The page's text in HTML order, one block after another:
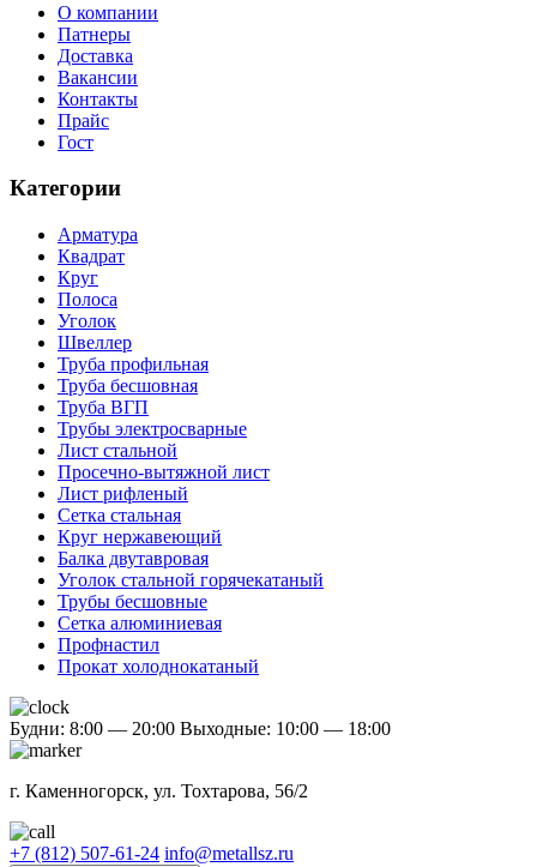
О компании
Патнеры
Доставка
Вакансии
Контакты
Прайс
Гост
Категории
Арматура
Квадрат
Круг
Полоса
Уголок
Швеллер
Труба профильная
Труба бесшовная
Труба ВГП
Трубы электросварные
Лист стальной
Просечно-вытяжной лист
Лист рифленый
Сетка стальная
Круг нержавеющий
Балка двутавровая
Уголок стальной горячекатаный
Трубы бесшовные
Сетка алюминиевая
Профнастил
Прокат холоднокатаный
Будни: 8:00 — 20:00 Выходные: 10:00 — 18:00
г. Каменногорск, ул. Тохтарова, 56/2
+7 (812) 507-61-24 info@metallsz.ru